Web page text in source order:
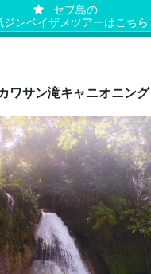
セブ島の
ジンベイザメツアーはこちら
ワサン滝キャニオニング